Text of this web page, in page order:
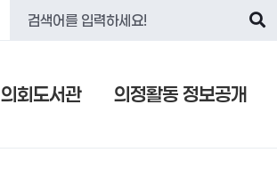
의회도서관 의정활동 정보공개